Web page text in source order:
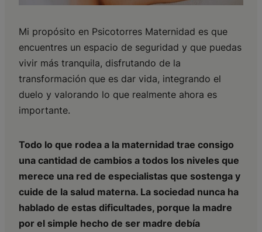
Mi propósito en Psicotorres Maternidad es que
encuentres un espacio de seguridad y que puedas
vivir más tranquila, disfrutando de la
transformación que es dar vida, integrando el
duelo y valorando lo que realmente ahora es
importante.
Todo lo que rodea a la maternidad trae consigo
una cantidad de cambios a todos los niveles que
merece una red de especialistas que sostenga y
cuide de la salud materna. La sociedad nunca ha
hablado de estas dificultades, porque la madre
por el simple hecho de ser madre debía